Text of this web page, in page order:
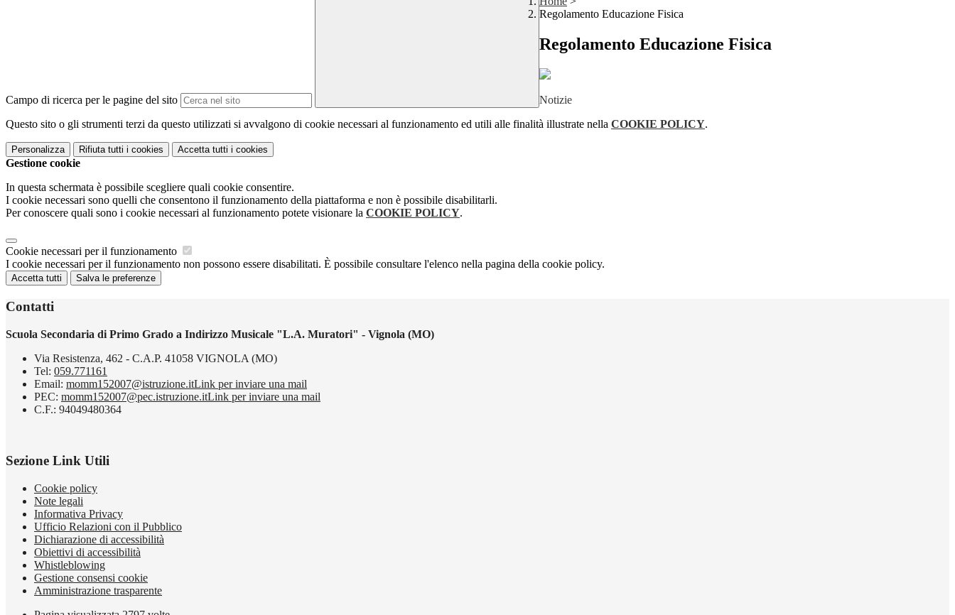
Campo di ricerca per le pagine del sito
Regolamento Educazione Fisica
Regolamento Educazione Fisica
Notizie
Questo sito o gli strumenti terzi da questo utilizzati si avvalgono di cookie necessari al funzionamento ed utili alle finalità illustrate nella COOKIE POLICY.
Personalizza Rifiuta tutti i cookies Accetta tutti i cookies
Gestione cookie
In questa schermata è possibile scegliere quali cookie consentire.
I cookie necessari sono quelli che consentono il funzionamento della piattaforma e non è possibile disabilitarli.
Per conoscere quali sono i cookie necessari al funzionamento potete visionare la COOKIE POLICY.
Cookie necessari per il funzionamento
I cookie necessari per il funzionamento non possono essere disabilitati. È possibile consultare l'elenco nella pagina della cookie policy.
Accetta tutti Salva le preferenze
Contatti
Scuola Secondaria di Primo Grado a Indirizzo Musicale "L.A. Muratori" - Vignola (MO)
Via Resistenza, 462 - C.A.P. 41058 VIGNOLA (MO)
Tel: 059.771161
Email: momm152007@istruzione.itLink per inviare una mail
PEC: momm152007@pec.istruzione.itLink per inviare una mail
C.F.: 94049480364
Sezione Link Utili
Cookie policy
Note legali
Informativa Privacy
Ufficio Relazioni con il Pubblico
Dichiarazione di accessibilità
Obiettivi di accessibilità
Whistleblowing
Gestione consensi cookie
Amministrazione trasparente